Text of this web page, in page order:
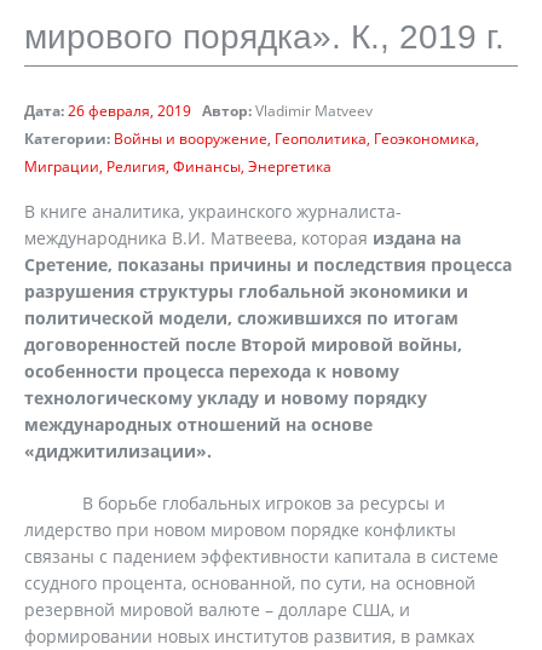
мирового порядка». К., 2019 г.
Дата:26 февраля, 2019 Автор:Vladimir Matveev
Категории: Войны и вооружение Геополитика Геоэкономика
Миграции Религия Финансы Энергетика
В книге аналитика, украинского журналиста-
международника В.И. Матвеева, которая издана на
Сретение, показаны причины и последствия процесса
разрушения структуры глобальной экономики и
политической модели, сложившихся по итогам
договоренностей после Второй мировой войны,
особенности процесса перехода к новому
технологическому укладу и новому порядку
международных отношений на основе
«диджитилизации».
В борьбе глобальных игроков за ресурсы и
лидерство при новом мировом порядке конфликты
связаны с падением эффективности капитала в системе
ссудного процента, основанной, по сути, на основной
резервной мировой валюте – долларе США, и
формировании новых институтов развития, в рамках